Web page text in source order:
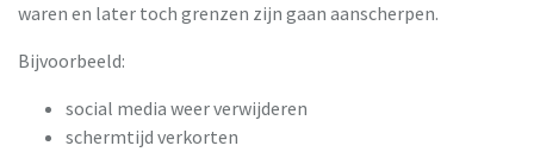
waren en later toch grenzen zijn gaan aanscherpen.
Bijvoorbeeld:
social media weer verwijderen
schermtijd verkorten